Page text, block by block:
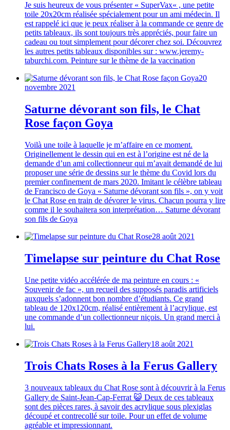
Je suis heureux de vous présenter « SuperVax« , une petite
toile 20x20cm réalisée spécialement pour un ami médecin. Il
est rappelé ici que je peux réaliser à la commande ce genre de
petits tableaux, ils sont toujours très appréciés, pour faire un
cadeau ou tout simplement pour décorer chez soi. Découvrez
les autres petits tableaux disponibles sur : www.jeremy-
taburchi.com. Peinture sur le thème de la vaccination
20
novembre 2021
Saturne dévorant son fils, le Chat
Rose façon Goya
Voilà une toile à laquelle je m’affaire en ce moment.
Originellement le dessin qui en est à l’origine est né de la
demande d’un ami collectionneur qui m’avait demandé de lui
proposer une série de dessins sur le thème du Covid lors du
premier confinement de mars 2020. Imitant le célèbre tableau
de Francisco de Goya « Saturne dévorant son fils », on y voit
le Chat Rose en train de dévorer le virus. Chacun pourra y lire
comme il le souhaitera son interprétation… Saturne dévorant
son fils de Goya
28 août 2021
Timelapse sur peinture du Chat Rose
Une petite vidéo accélérée de ma peinture en cours : «
Souvenir de fac », un recueil des supposés paradis artificiels
auxquels s’adonnent bon nombre d’étudiants. Ce grand
tableau de 120x120cm, réalisé entièrement à l’acrylique, est
une commande d’un collectionneur niçois. Un grand merci à
lui.
18 août 2021
Trois Chats Roses à la Ferus Gallery
3 nouveaux tableaux du Chat Rose sont à découvrir à la Ferus
Gallery de Saint-Jean-Cap-Ferrat 😺 Deux de ces tableaux
sont des pièces rares, à savoir des acrylique sous plexiglas
découpé et contrecollé sur toile. Pour un effet de volume
agréable et impressionnant.